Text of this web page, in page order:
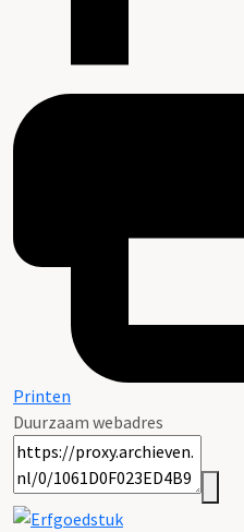
Printen
Duurzaam webadres